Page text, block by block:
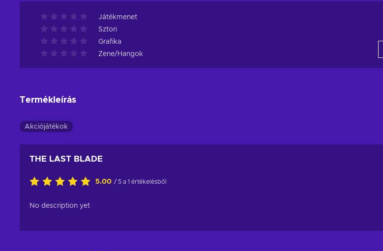
Játékmenet
Sztori
Grafika
Zene/Hangok
Termékleírás
Akciójátékok
THE LAST BLADE
5.00 / 5 a 1 értékelésből
No description yet